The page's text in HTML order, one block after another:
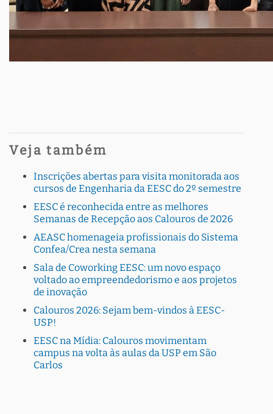
Veja também
Inscrições abertas para visita monitorada aos
cursos de Engenharia da EESC do 2º semestre
EESC é reconhecida entre as melhores
Semanas de Recepção aos Calouros de 2026
AEASC homenageia profissionais do Sistema
Confea/Crea nesta semana
Sala de Coworking EESC: um novo espaço
voltado ao empreendedorismo e aos projetos
de inovação
Calouros 2026: Sejam bem-vindos à EESC-
USP!
EESC na Mídia: Calouros movimentam
campus na volta às aulas da USP em São
Carlos